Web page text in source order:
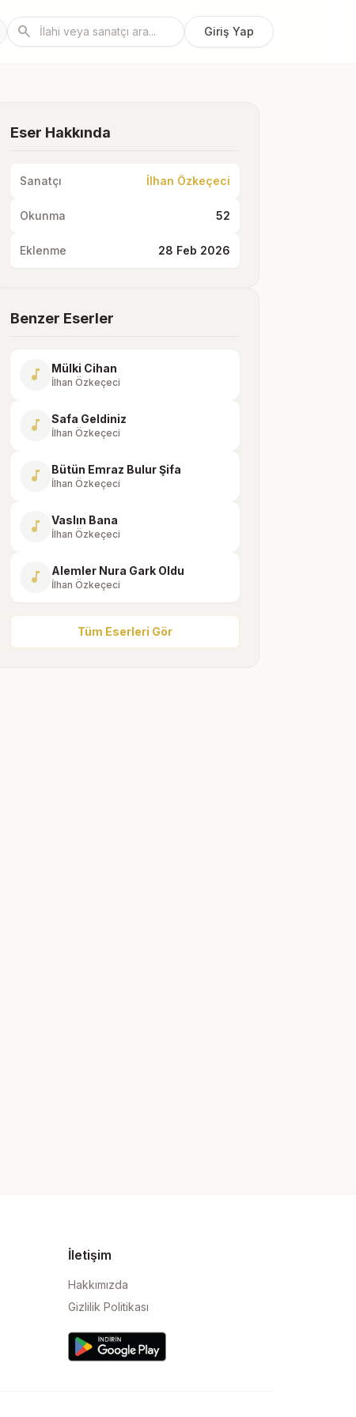
search Giriş Yap
Eser Hakkında
Sanatçı İlhan Özkeçeci
Okunma 52
Eklenme 28 Feb 2026
Benzer Eserler
music_note Mülki Cihan
İlhan Özkeçeci
music_note Safa Geldiniz
İlhan Özkeçeci
music_note Bütün Emraz Bulur Şifa
İlhan Özkeçeci
music_note Vaslın Bana
İlhan Özkeçeci
music_note Alemler Nura Gark Oldu
İlhan Özkeçeci
Tüm Eserleri Gör
İletişim
Hakkımızda
Gizlilik Politikası